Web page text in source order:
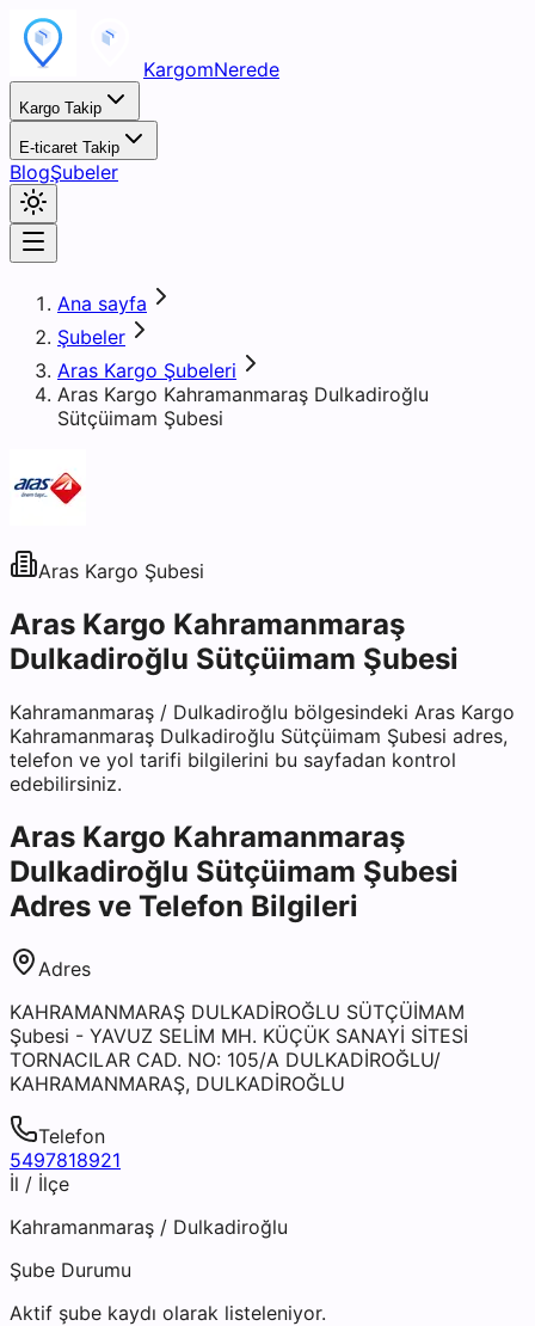
KargomNerede
Kargo Takip
E-ticaret Takip
BlogŞubeler
Ana sayfa
Şubeler
Aras Kargo Şubeleri
Aras Kargo Kahramanmaraş Dulkadiroğlu
Sütçüimam Şubesi
Aras Kargo Şubesi
Aras Kargo Kahramanmaraş
Dulkadiroğlu Sütçüimam Şubesi
Kahramanmaraş / Dulkadiroğlu bölgesindeki Aras Kargo
Kahramanmaraş Dulkadiroğlu Sütçüimam Şubesi adres,
telefon ve yol tarifi bilgilerini bu sayfadan kontrol
edebilirsiniz.
Aras Kargo Kahramanmaraş
Dulkadiroğlu Sütçüimam Şubesi
Adres ve Telefon Bilgileri
Adres
KAHRAMANMARAŞ DULKADİROĞLU SÜTÇÜİMAM
Şubesi - YAVUZ SELİM MH. KÜÇÜK SANAYİ SİTESİ
TORNACILAR CAD. NO: 105/A DULKADİROĞLU/
KAHRAMANMARAŞ, DULKADİROĞLU
Telefon
5497818921
İl / İlçe
Kahramanmaraş / Dulkadiroğlu
Şube Durumu
Aktif şube kaydı olarak listeleniyor.